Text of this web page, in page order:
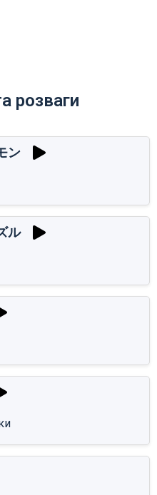
розваги
ン
ル